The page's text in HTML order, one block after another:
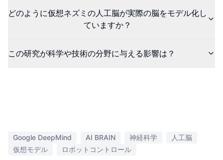
どのように仮想ネズミの人工脳が実際の脳をモデル化し
ていますか？
この研究が科学や技術の分野に与える影響は？
Google DeepMind AI BRAIN 神経科学
人工脳
仮想モデル
ロボットコントロール